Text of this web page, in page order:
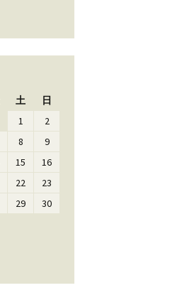
土 日
1
2
8
9
15
16
22
23
29
30